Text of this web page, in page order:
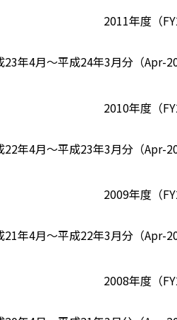
2011年度（
23年4月～平成24年3月分（Apr-
2010年度（
22年4月～平成23年3月分（Apr-
2009年度（
21年4月～平成22年3月分（Apr-
2008年度（